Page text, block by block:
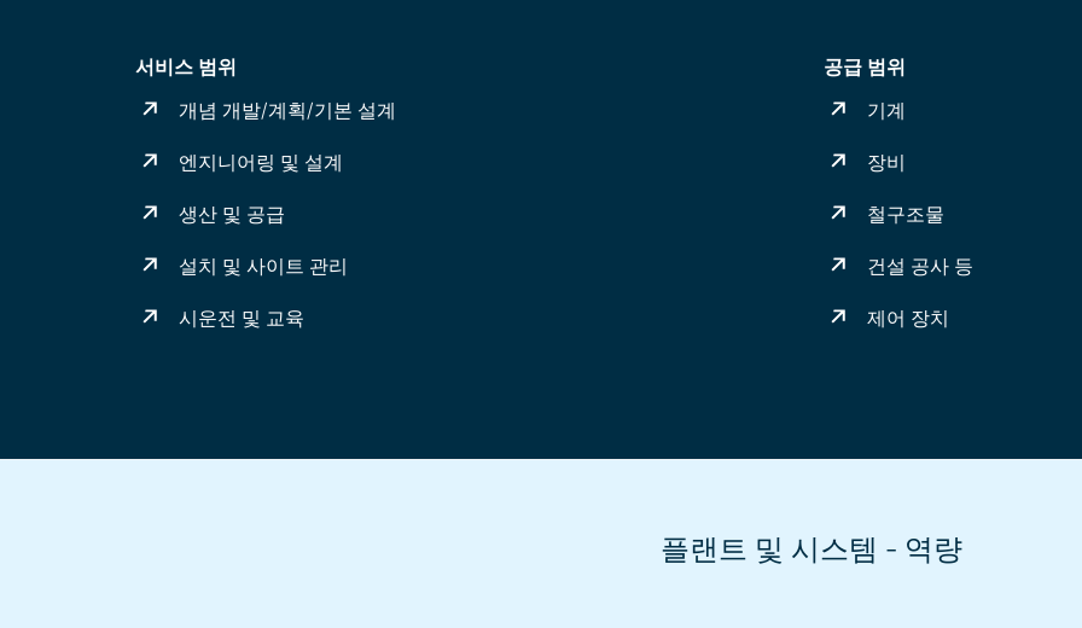
서비스 범위
개념 개발/계획/기본 설계
엔지니어링 및 설계
생산 및 공급
설치 및 사이트 관리
시운전 및 교육
공급 범위
기계
장비
철구조물
건설 공사 등
제어 장치
플랜트 및 시스템 - 역량